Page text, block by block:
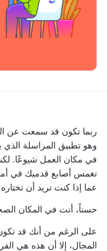
وهو تطبيق المراسلة الذي
في مكان العمل شيوعًا.
تغمس أصابع قدميك في
عما إذا كنت تريد أن تختاره
حسناً، أنت في المكان
على الرغم من أنك قد
المجال، إلا أن هذه هي